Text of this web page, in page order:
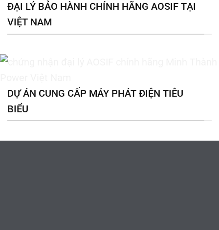
ĐẠI LÝ BẢO HÀNH CHÍNH HÃNG AOSIF TẠI
VIỆT NAM
DỰ ÁN CUNG CẤP MÁY PHÁT ĐIỆN TIÊU
BIỂU